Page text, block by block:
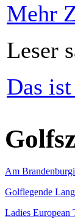
Mehr
Leser
Das
Am
Golflegende
Ladies European